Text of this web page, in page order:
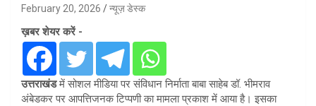
February 20, 2026 न्यूज़ डेस्क
ख़बर शेयर करें -
उत्तराखंडमें सोशल मीडिया पर संविधान निर्माता बाबा साहेब डॉ. भीमराव
अंबेडकर पर आपत्तिजनक टिप्पणी का मामला प्रकाश में आया है। इसका